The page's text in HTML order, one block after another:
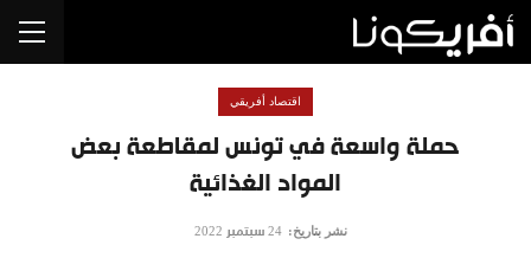
حملة واسعة في تونس لمقاطعة بعض
المواد الغذائية
اقتصاد أفريقي
نشر بتاريخ: 24 سبتمبر 2022